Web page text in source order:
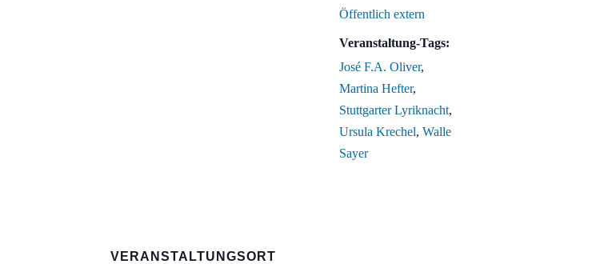
Öffentlich extern
Veranstaltung-Tags:
José F.A. Oliver,
Martina Hefter,
Stuttgarter Lyriknacht,
Ursula Krechel, Walle
Sayer
VERANSTALTUNGSORT